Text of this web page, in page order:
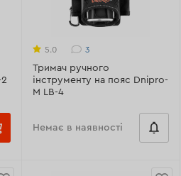
5.0 3
Тримач ручного
інструменту на пояс Dnipro-
M LB-4
Немає в наявності